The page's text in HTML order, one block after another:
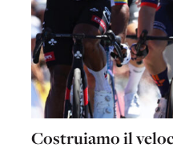
Costruiamo il